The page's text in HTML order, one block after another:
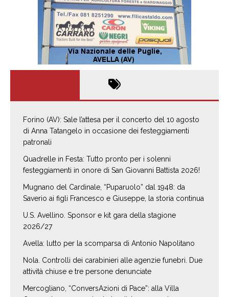
Forino (AV): Sale l’attesa per il concerto del 10 agosto
di Anna Tatangelo in occasione dei festeggiamenti
patronali
Quadrelle in Festa: Tutto pronto per i solenni
festeggiamenti in onore di San Giovanni Battista 2026!
Mugnano del Cardinale, “Puparuolo” dal 1948: da
Saverio ai figli Francesco e Giuseppe, la storia continua
U.S. Avellino. Sponsor e kit gara della stagione
2026/27
Avella: lutto per la scomparsa di Antonio Napolitano
Nola. Controlli dei carabinieri alle agenzie funebri. Due
attività chiuse e tre persone denunciate
Mercogliano, “ConversAzioni di Pace”: alla Villa